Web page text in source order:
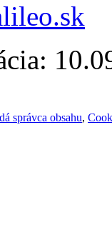
správca obsahu,